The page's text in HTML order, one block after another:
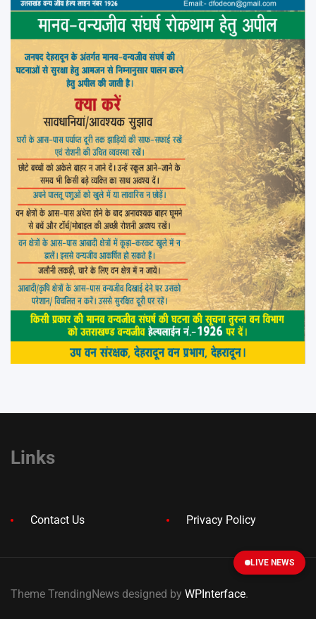
Links
Contact Us Privacy Policy
Theme TrendingNews designed by WPInterface.
LIVE NEWS